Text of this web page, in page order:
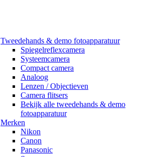
Tweedehands & demo fotoapparatuur
Spiegelreflexcamera
Systeemcamera
Compact camera
Analoog
Lenzen / Objectieven
Camera flitsers
Bekijk alle tweedehands & demo
fotoapparatuur
Merken
Nikon
Canon
Panasonic